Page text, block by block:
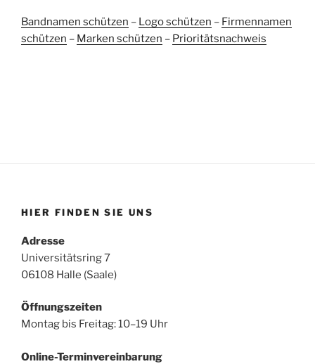
Bandnamen schützen – Logo schützen – Firmennamen
schützen – Marken schützen – Prioritätsnachweis
HIER FINDEN SIE UNS
Adresse
Universitätsring 7
06108 Halle (Saale)
Öffnungszeiten
Montag bis Freitag: 10–19 Uhr
Online-Terminvereinbarung